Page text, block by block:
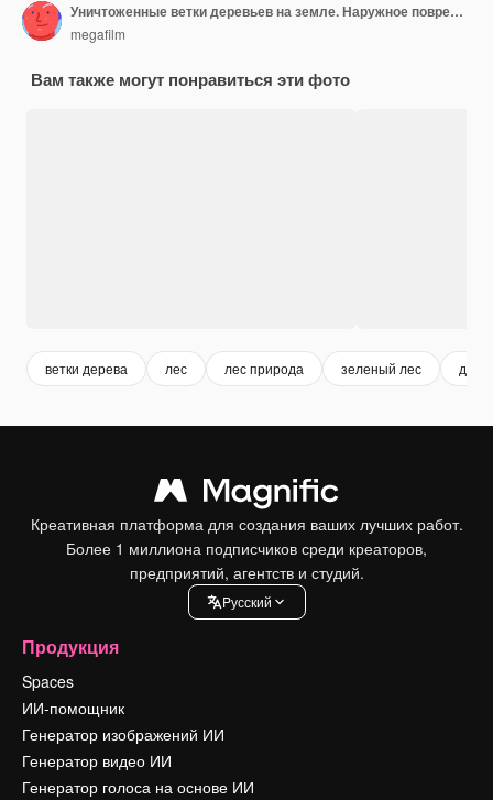
Уничтоженные ветки деревьев на земле. Наружное поврежденное неукорененное дерево, лежащее на земле.
megafilm
Вам также могут понравиться эти фото
ветки дерева лес лес природа зеленый лес
Креативная платформа для создания ваших лучших работ.
Более 1 миллиона подписчиков среди креаторов,
предприятий, агентств и студий.
Pусский
Продукция
Spaces
ИИ-помощник
Генератор изображений ИИ
Генератор видео ИИ
Генератор голоса на основе ИИ